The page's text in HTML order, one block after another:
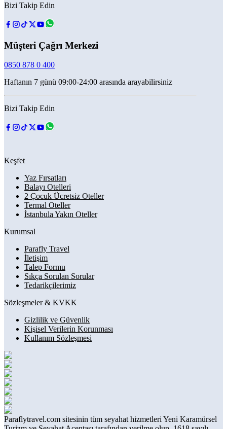
Bizi Takip Edin
Müşteri Çağrı Merkezi
0850 878 0 400
Haftanın 7 günü 09:00-24:00 arasında arayabilirsiniz
Bizi Takip Edin
Keşfet
Yaz Fırsatları
Balayı Otelleri
2 Çocuk Ücretsiz Oteller
Termal Oteller
İstanbula Yakın Oteller
Kurumsal
Parafly Travel
İletişim
Talep Formu
Sıkça Sorulan Sorular
Tedarikçilerimiz
Sözleşmeler & KVKK
Gizlilik ve Güvenlik
Kişisel Verilerin Korunması
Kullanım Sözleşmesi
Paraflytravel.com sitesinin tüm seyahat hizmetleri Yeni Karamürsel